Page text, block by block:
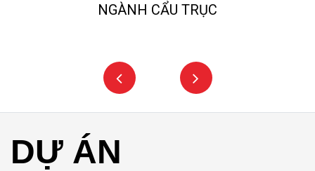
NGÀNH CẨU TRỤC
DỰ ÁN